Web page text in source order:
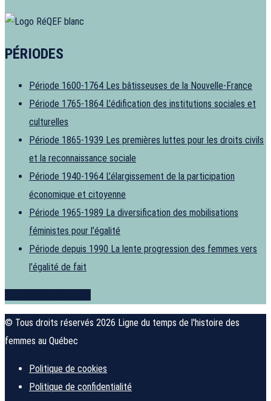
PÉRIODES
Période 1600-1764 Les bâtisseuses de la Nouvelle-France
Période 1765-1864 L’édification des institutions sociales et
culturelles
Période 1865-1939 Les premières luttes pour les droits civils
et la reconnaissance sociale
Période 1940-1964 L’élargissement de la participation
économique et citoyenne
Période 1965-1989 La diversification des mobilisations
féministes pour l’égalité
Période depuis 1990 La lente progression des femmes vers
l’égalité de fait
© Tous droits réservés 2026 Ligne du temps de l'histoire des
femmes au Québec
Politique de cookies
Politique de confidentialité